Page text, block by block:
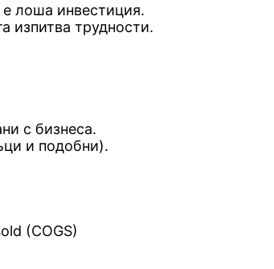
лоша инвестиция.
изпитва трудности.
с бизнеса.
и подобни).
(COGS)